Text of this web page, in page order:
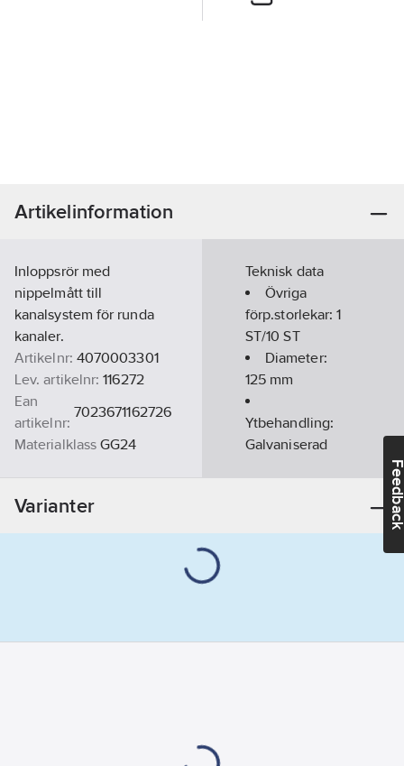
Artikelinformation
Inloppsrör med
nippelmått till
kanalsystem för runda
kanaler.
Artikelnr: 4070003301
Lev. artikelnr: 116272
Ean
artikelnr:
7023671162726
Materialklass GG24
Teknisk data
Övriga
förp.storlekar:1
ST/10 ST
Diameter:
125 mm
Ytbehandling:
Galvaniserad
Varianter